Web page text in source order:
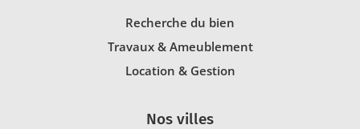
Recherche du bien
Travaux & Ameublement
Location & Gestion
Nos villes